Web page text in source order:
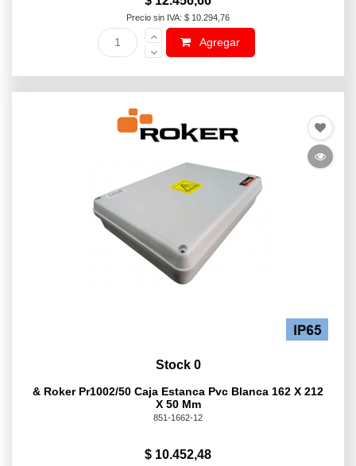
Precio sin IVA: $ 10.294,76
Agregar
Stock 0
& Roker Pr1002/50 Caja Estanca Pvc Blanca 162 X 212
X 50 Mm
851-1662-12
$ 10.452,48